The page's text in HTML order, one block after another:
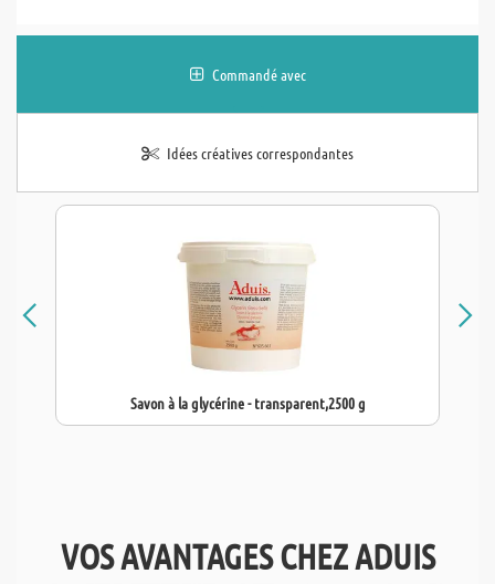
Commandé avec
Idées créatives correspondantes
Savon à la glycérine - transparent,2500 g
VOS AVANTAGES CHEZ ADUIS